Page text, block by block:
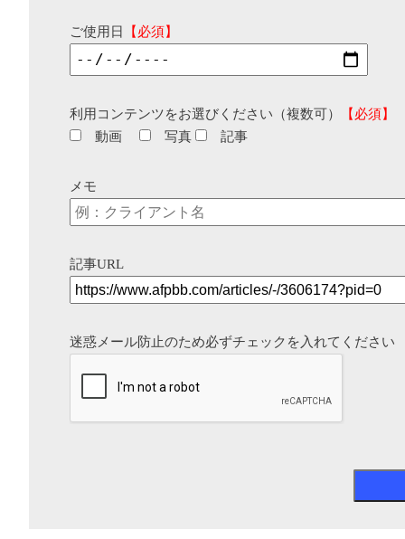
ご使用日 【必須】
利用コンテンツをお選びください（複数可）
【必須】
動画
写真 記事
メモ
記事URL
迷惑メール防止のため必ずチェックを入れてください